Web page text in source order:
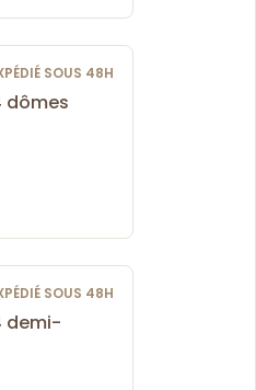
SOUS 48H
dômes
SOUS 48H
demi-